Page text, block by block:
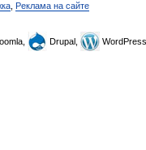
Реклама на сайте
Drupal,